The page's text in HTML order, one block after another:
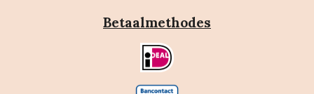
Betaalmethodes